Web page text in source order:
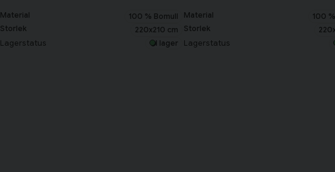
Material
100 % Bomull
Storlek
220x210 cm
Lagerstatus I lager
Material
100
Storlek
Lagerstatus